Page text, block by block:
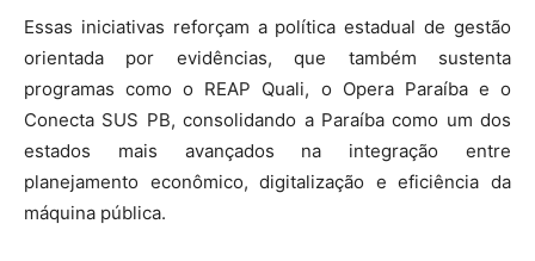
Essas iniciativas reforçam a política estadual de gestão
orientada por evidências, que também sustenta
programas como o REAP Quali, o Opera Paraíba e o
Conecta SUS PB, consolidando a Paraíba como um dos
estados mais avançados na integração entre
planejamento econômico, digitalização e eficiência da
máquina pública.